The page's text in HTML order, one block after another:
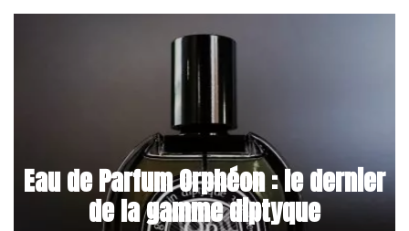
Eau de Parfum Orphéon : le dernier
de la gamme diptyque